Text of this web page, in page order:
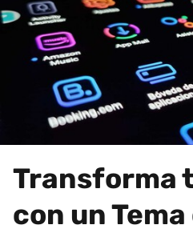
Transforma
con un